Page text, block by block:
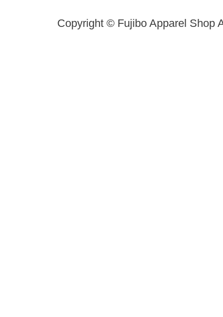
Copyright © Fujibo Apparel Shop